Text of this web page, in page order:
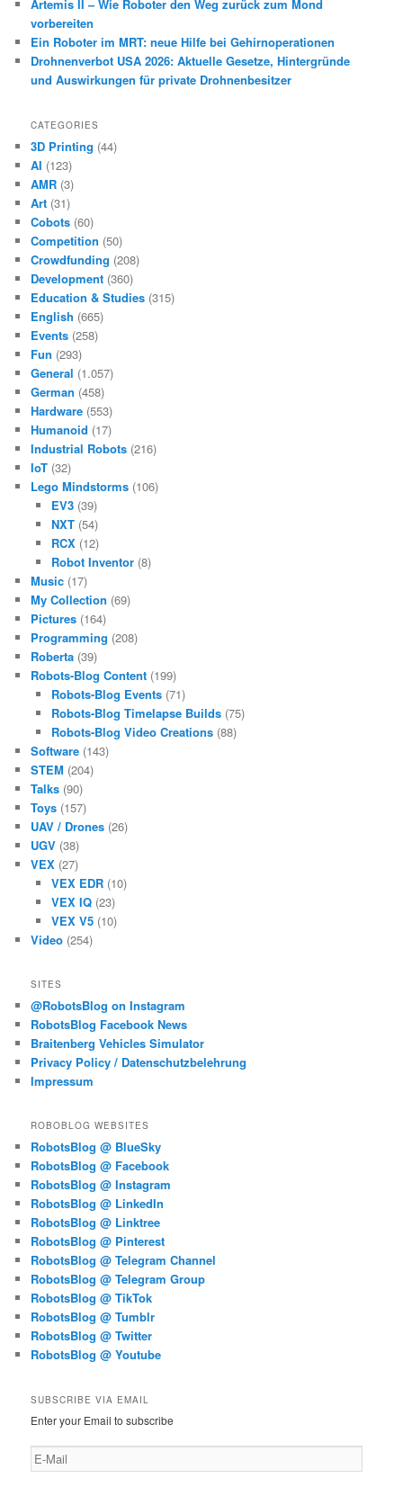
Artemis II – Wie Roboter den Weg zurück zum Mond
vorbereiten
Ein Roboter im MRT: neue Hilfe bei Gehirnoperationen
Drohnenverbot USA 2026: Aktuelle Gesetze, Hintergründe
und Auswirkungen für private Drohnenbesitzer
CATEGORIES
3D Printing (44)
AI (123)
AMR (3)
Art (31)
Cobots (60)
Competition (50)
Crowdfunding (208)
Development (360)
Education & Studies (315)
English (665)
Events (258)
Fun (293)
General (1.057)
German (458)
Hardware (553)
Humanoid (17)
Industrial Robots (216)
IoT (32)
Lego Mindstorms (106)
EV3(39)
NXT(54)
RCX(12)
Robot Inventor(8)
Music (17)
My Collection (69)
Pictures (164)
Programming (208)
Roberta (39)
Robots-Blog Content (199)
Robots-Blog Events(71)
Robots-Blog Timelapse Builds(75)
Robots-Blog Video Creations(88)
Software (143)
STEM (204)
Talks (90)
Toys (157)
UAV / Drones (26)
UGV (38)
VEX (27)
VEX EDR(10)
VEX IQ(23)
VEX V5(10)
Video (254)
SITES
@RobotsBlog on Instagram
RobotsBlog Facebook News
Braitenberg Vehicles Simulator
Privacy Policy / Datenschutzbelehrung
Impressum
ROBOBLOG WEBSITES
RobotsBlog @ BlueSky
RobotsBlog @ Facebook
RobotsBlog @ Instagram
RobotsBlog @ LinkedIn
RobotsBlog @ Linktree
RobotsBlog @ Pinterest
RobotsBlog @ Telegram Channel
RobotsBlog @ Telegram Group
RobotsBlog @ TikTok
RobotsBlog @ Tumblr
RobotsBlog @ Twitter
RobotsBlog @ Youtube
SUBSCRIBE VIA EMAIL
Enter your Email to subscribe
E-
Mail